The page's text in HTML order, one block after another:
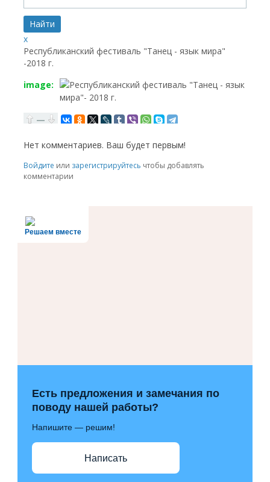
x
Республиканский фестиваль "Танец - язык мира"
-2018 г.
image:
—
Нет комментариев. Ваш будет первым!
Войдите или зарегистрируйтесь чтобы добавлять
комментарии
Решаем вместе
Есть предложения и замечания по
поводу нашей работы?
Напишите — решим!
Написать